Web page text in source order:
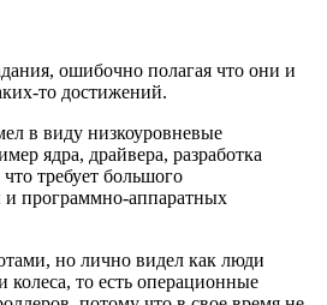
ошибочно полагая что они и
то достижений.
в виду низкоуровневые
ядра, драйвера, разработка
требует большого
и программно-аппаратных
но лично видел как люди
колеса, то есть операционные